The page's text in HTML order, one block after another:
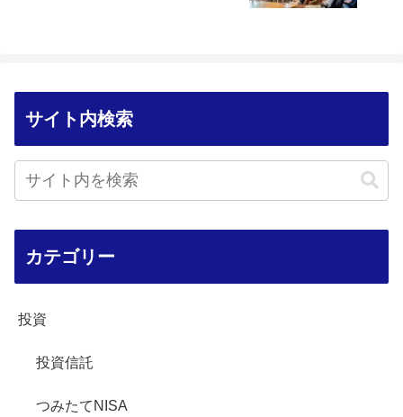
サイト内検索
カテゴリー
投資
投資信託
つみたてNISA